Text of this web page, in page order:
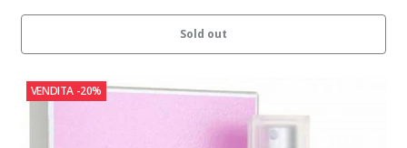
Sold out
VENDITA -20%